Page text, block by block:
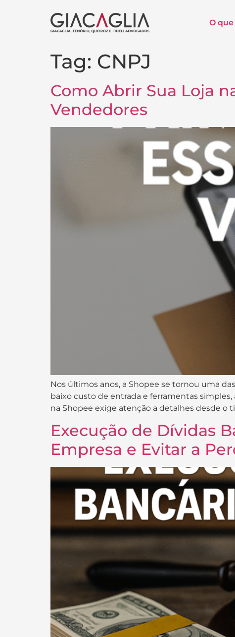
O
Tag: CNPJ
Como Abrir Sua Loja
Vendedores
Nos últimos anos, a Shopee se tornou uma
baixo custo de entrada e ferramentas
na Shopee exige atenção a detalhes desde o
Execução de Dívidas
Empresa e Evitar a